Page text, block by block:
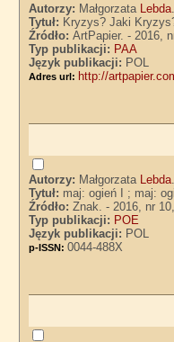
Autorzy: Małgorzata Lebda.
Tytuł: Kryzys? Jaki
Źródło:ArtPapier. - 2016,
Typ publikacji: PAA
Język publikacji: POL
Adres url: http://
Autorzy: Małgorzata Lebda.
Tytuł: maj: ogień I ; maj:
Źródło:Znak. - 2016, nr
Typ publikacji: POE
Język publikacji: POL
p-ISSN:0044-488X